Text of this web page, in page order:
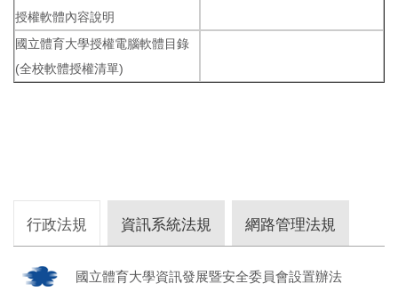
授權軟體內容說明
國立體育大學授權電腦軟體目錄
(全校軟體授權清單)
行政法規 資訊系統法規 網路管理法規
國立體育大學資訊發展暨安全委員會設置辦法